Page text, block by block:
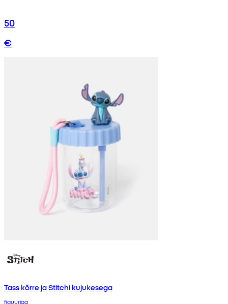
50
€
Tass kõrre ja Stitchi kujukesega
figuuriga